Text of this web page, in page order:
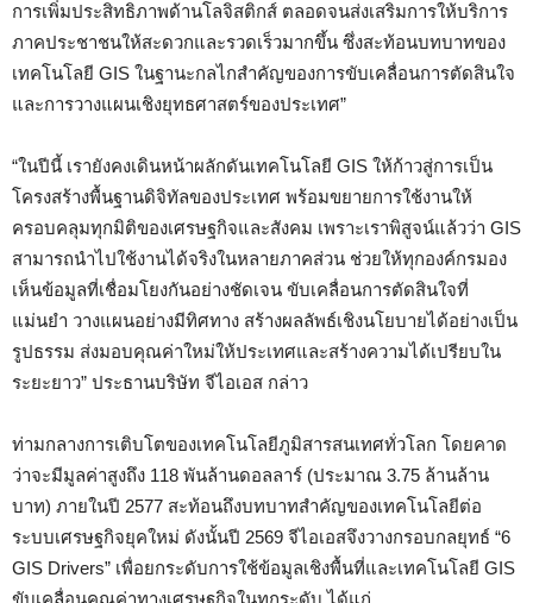
การเพิ่มประสิทธิภาพด้านโลจิสติกส์ ตลอดจนส่งเสริมการให้บริการ
ภาคประชาชนให้สะดวกและรวดเร็วมากขึ้น ซึ่งสะท้อนบทบาทของ
เทคโนโลยี GIS ในฐานะกลไกสำคัญของการขับเคลื่อนการตัดสินใจ
และการวางแผนเชิงยุทธศาสตร์ของประเทศ”
“ในปีนี้ เรายังคงเดินหน้าผลักดันเทคโนโลยี GIS ให้ก้าวสู่การเป็น
โครงสร้างพื้นฐานดิจิทัลของประเทศ พร้อมขยายการใช้งานให้
ครอบคลุมทุกมิติของเศรษฐกิจและสังคม เพราะเราพิสูจน์แล้วว่า GIS
สามารถนำไปใช้งานได้จริงในหลายภาคส่วน ช่วยให้ทุกองค์กรมอง
เห็นข้อมูลที่เชื่อมโยงกันอย่างชัดเจน ขับเคลื่อนการตัดสินใจที่
แม่นยำ วางแผนอย่างมีทิศทาง สร้างผลลัพธ์เชิงนโยบายได้อย่างเป็น
รูปธรรม ส่งมอบคุณค่าใหม่ให้ประเทศและสร้างความได้เปรียบใน
ระยะยาว” ประธานบริษัท จีไอเอส กล่าว
ท่ามกลางการเติบโตของเทคโนโลยีภูมิสารสนเทศทั่วโลก โดยคาด
ว่าจะมีมูลค่าสูงถึง 118 พันล้านดอลลาร์ (ประมาณ 3.75 ล้านล้าน
บาท) ภายในปี 2577 สะท้อนถึงบทบาทสำคัญของเทคโนโลยีต่อ
ระบบเศรษฐกิจยุคใหม่ ดังนั้นปี 2569 จีไอเอสจึงวางกรอบกลยุทธ์ “6
GIS Drivers” เพื่อยกระดับการใช้ข้อมูลเชิงพื้นที่และเทคโนโลยี GIS
ขับเคลื่อนคุณค่าทางเศรษฐกิจในทุกระดับ ได้แก่